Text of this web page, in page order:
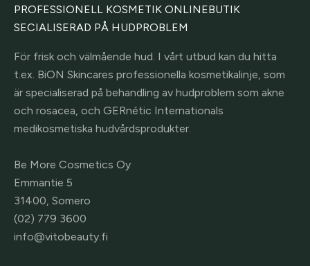
PROFESSIONELL KOSMETIK ONLINEBUTIK
SECIALISERAD PÅ HUDPROBLEM
För frisk och välmående hud. I vårt utbud kan du hitta
t.ex. BiON Skincares professionella kosmetikalinje, som
är specialiserad på behandling av hudproblem som akne
och rosacea, och GERnétic Internationals
medikosmetiska hudvårdsprodukter.
Be More Cosmetics Oy
Emmantie 5
31400, Somero
(02) 779 3600
info@vitobeauty.fi